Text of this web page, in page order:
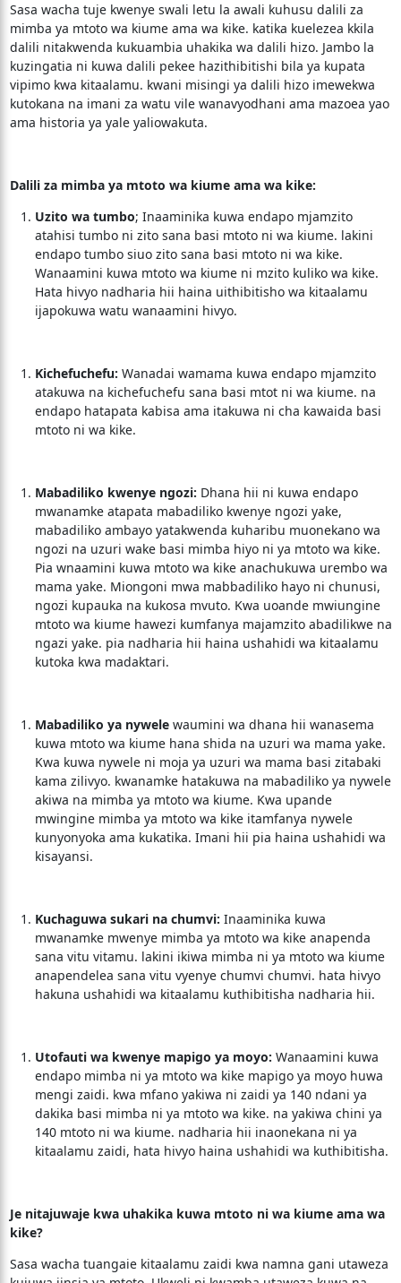
Sasa wacha tuje kwenye swali letu la awali kuhusu dalili za
mimba ya mtoto wa kiume ama wa kike. katika kuelezea kkila
dalili nitakwenda kukuambia uhakika wa dalili hizo. Jambo la
kuzingatia ni kuwa dalili pekee hazithibitishi bila ya kupata
vipimo kwa kitaalamu. kwani misingi ya dalili hizo imewekwa
kutokana na imani za watu vile wanavyodhani ama mazoea yao
ama historia ya yale yaliowakuta.
Dalili za mimba ya mtoto wa kiume ama wa kike:
Uzito wa tumbo; Inaaminika kuwa endapo mjamzito
atahisi tumbo ni zito sana basi mtoto ni wa kiume. lakini
endapo tumbo siuo zito sana basi mtoto ni wa kike.
Wanaamini kuwa mtoto wa kiume ni mzito kuliko wa kike.
Hata hivyo nadharia hii haina uithibitisho wa kitaalamu
ijapokuwa watu wanaamini hivyo.
Kichefuchefu: Wanadai wamama kuwa endapo mjamzito
atakuwa na kichefuchefu sana basi mtot ni wa kiume. na
endapo hatapata kabisa ama itakuwa ni cha kawaida basi
mtoto ni wa kike.
Mabadiliko kwenye ngozi: Dhana hii ni kuwa endapo
mwanamke atapata mabadiliko kwenye ngozi yake,
mabadiliko ambayo yatakwenda kuharibu muonekano wa
ngozi na uzuri wake basi mimba hiyo ni ya mtoto wa kike.
Pia wnaamini kuwa mtoto wa kike anachukuwa urembo wa
mama yake. Miongoni mwa mabbadiliko hayo ni chunusi,
ngozi kupauka na kukosa mvuto. Kwa uoande mwiungine
mtoto wa kiume hawezi kumfanya majamzito abadilikwe na
ngazi yake. pia nadharia hii haina ushahidi wa kitaalamu
kutoka kwa madaktari.
Mabadiliko ya nywelewaumini wa dhana hii wanasema
kuwa mtoto wa kiume hana shida na uzuri wa mama yake.
Kwa kuwa nywele ni moja ya uzuri wa mama basi zitabaki
kama zilivyo. kwanamke hatakuwa na mabadiliko ya nywele
akiwa na mimba ya mtoto wa kiume. Kwa upande
mwingine mimba ya mtoto wa kike itamfanya nywele
kunyonyoka ama kukatika. Imani hii pia haina ushahidi wa
kisayansi.
Kuchaguwa sukari na chumvi: Inaaminika kuwa
mwanamke mwenye mimba ya mtoto wa kike anapenda
sana vitu vitamu. lakini ikiwa mimba ni ya mtoto wa kiume
anapendelea sana vitu vyenye chumvi chumvi. hata hivyo
hakuna ushahidi wa kitaalamu kuthibitisha nadharia hii.
Utofauti wa kwenye mapigo ya moyo: Wanaamini kuwa
endapo mimba ni ya mtoto wa kike mapigo ya moyo huwa
mengi zaidi. kwa mfano yakiwa ni zaidi ya 140 ndani ya
dakika basi mimba ni ya mtoto wa kike. na yakiwa chini ya
140 mtoto ni wa kiume. nadharia hii inaonekana ni ya
kitaalamu zaidi, hata hivyo haina ushahidi wa kuthibitisha.
Je nitajuwaje kwa uhakika kuwa mtoto ni wa kiume ama wa
kike?
Sasa wacha tuangaie kitaalamu zaidi kwa namna gani utaweza